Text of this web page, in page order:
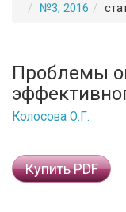
№3, 2016
Проблемы
Колосова О.Г.
Купить PDF